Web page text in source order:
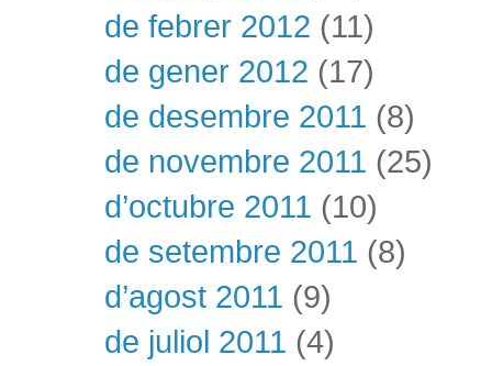
de febrer 2012 (11)
de gener 2012 (17)
de desembre 2011 (8)
de novembre 2011 (25)
d’octubre 2011 (10)
de setembre 2011 (8)
d’agost 2011 (9)
de juliol 2011 (4)